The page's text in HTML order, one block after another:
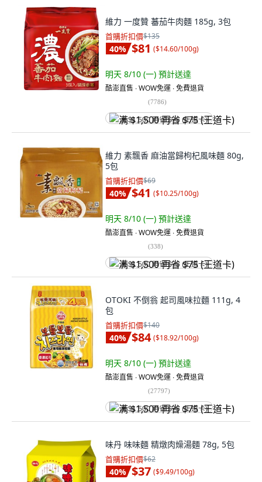
維力 一度贊 蕃茄牛肉麵 185g, 3包
首購折扣價$135
40% $81 ($14.60/100g)
明天 8/10 (一) 預計送達
酷澎直售 ∙ WOW免運 ∙ 免費退貨
(7786)
满 $1,500 再省 $75 (王道卡)
維力 素飄香 麻油當歸枸杞風味麵 80g,
5包
首購折扣價$69
40% $41 ($10.25/100g)
明天 8/10 (一) 預計送達
酷澎直售 ∙ WOW免運 ∙ 免費退貨
(338)
满 $1,500 再省 $75 (王道卡)
OTOKI 不倒翁 起司風味拉麵 111g, 4
包
首購折扣價$140
40% $84 ($18.92/100g)
明天 8/10 (一) 預計送達
酷澎直售 ∙ WOW免運 ∙ 免費退貨
(27797)
满 $1,500 再省 $75 (王道卡)
味丹 味味麵 精燉肉燥湯麵 78g, 5包
首購折扣價$62
40% $37 ($9.49/100g)